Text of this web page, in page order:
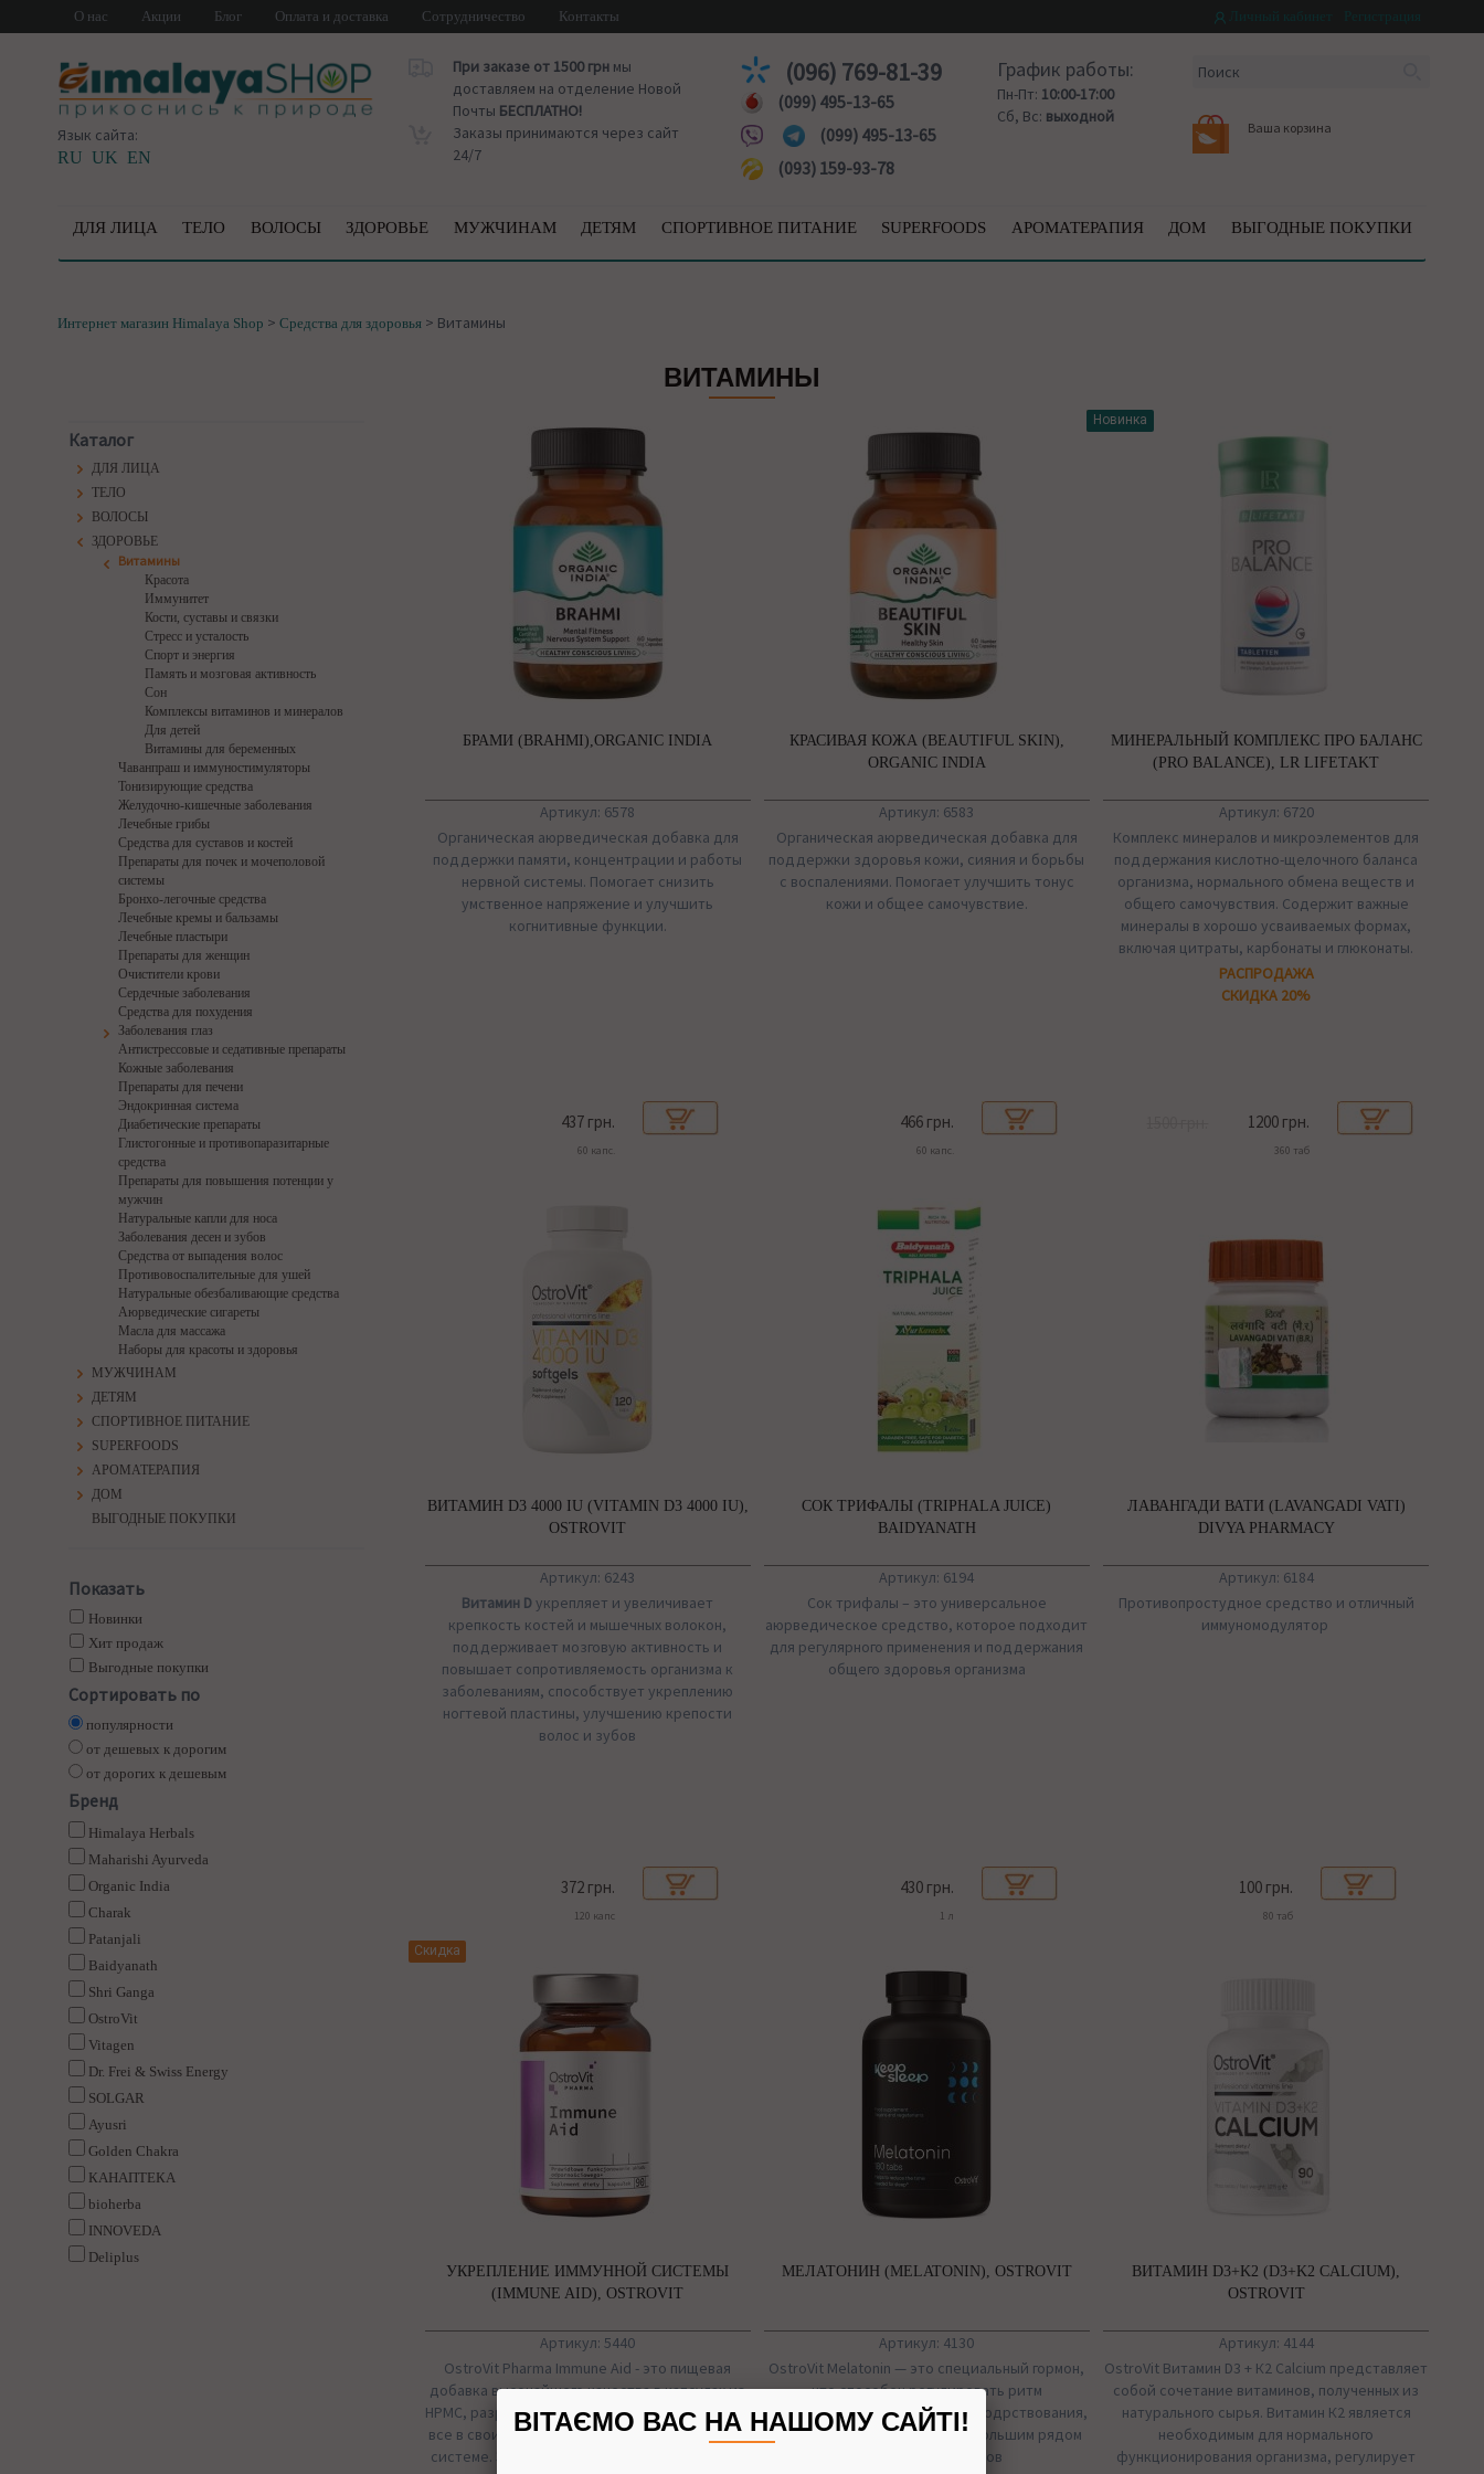
О нас Акции Блог Оплата и доставка Сотрудничество Контакты
Язык сайта:
RU UK EN
При заказе от 1500 грнмы
доставляем на отделение Новой
Почты БЕСПЛАТНО!
Заказы принимаются через сайт
24/7
(096) 769-81-39
(099) 495-13-65
(099) 495-13-65
(093) 159-93-78
График работы:
Пн-Пт: 10:00-17:00
Сб, Вс: выходной
Ваша корзина
ДЛЯ ЛИЦА ТЕЛО ВОЛОСЫ ЗДОРОВЬЕ МУЖЧИНАМ ДЕТЯМ СПОРТИВНОЕ ПИТАНИЕ SUPERFOODS АРОМАТЕРАПИЯ ДОМ ВЫГОДНЫЕ ПОКУПКИ
Интернет магазин Himalaya Shop > Средства для здоровья > Витамины
ВИТАМИНЫ
Каталог
ДЛЯ ЛИЦА
ТЕЛО
ВОЛОСЫ
ЗДОРОВЬЕ
Витамины
Красота
Иммунитет
Кости, суставы и связки
Стресс и усталость
Спорт и энергия
Память и мозговая активность
Сон
Комплексы витаминов и минералов
Для детей
Витамины для беременных
Чаванпраш и иммуностимуляторы
Тонизирующие средства
Желудочно-кишечные заболевания
Лечебные грибы
Средства для суставов и костей
Препараты для почек и мочеполовой
системы
Бронхо-легочные средства
Лечебные кремы и бальзамы
Лечебные пластыри
Препараты для женщин
Очистители крови
Сердечные заболевания
Средства для похудения
Заболевания глаз
Антистрессовые и седативные препараты
Кожные заболевания
Препараты для печени
Эндокринная система
Диабетические препараты
Глистогонные и противопаразитарные
средства
Препараты для повышения потенции у
мужчин
Натуральные капли для носа
Заболевания десен и зубов
Средства от выпадения волос
Противовоспалительные для ушей
Натуральные обезбаливающие средства
Аюрведические сигареты
Масла для массажа
Наборы для красоты и здоровья
МУЖЧИНАМ
ДЕТЯМ
СПОРТИВНОЕ ПИТАНИЕ
SUPERFOODS
АРОМАТЕРАПИЯ
ДОМ
ВЫГОДНЫЕ ПОКУПКИ
Показать
Новинки
Хит продаж
Выгодные покупки
Сортировать по
популярности
от дешевых к дорогим
от дорогих к дешевым
Бренд
Himalaya Herbals
Maharishi Ayurveda
Organic India
Charak
Patanjali
Baidyanath
Shri Ganga
OstroVit
Vitagen
Dr. Frei & Swiss Energy
SOLGAR
Ayusri
Golden Chakra
КАНАПТЕКА
bioherba
INNOVEDA
Deliplus
БРАМИ (BRAHMI),ORGANIC INDIA
Артикул: 6578
Органическая аюрведическая добавка для
поддержки памяти, концентрации и работы
нервной системы. Помогает снизить
умственное напряжение и улучшить
когнитивные функции.
437 грн.
60 капс.
КРАСИВАЯ КОЖА (BEAUTIFUL SKIN),
ORGANIC INDIA
Артикул: 6583
Органическая аюрведическая добавка для
поддержки здоровья кожи, сияния и борьбы
с воспалениями. Помогает улучшить тонус
кожи и общее самочувствие.
466 грн.
60 капс.
Скидка
Новинка
МИНЕРАЛЬНЫЙ КОМПЛЕКС ПРО БАЛАНС
(PRO BALANCE), LR LIFETAKT
Артикул: 6720
Комплекс минералов и микроэлементов для
поддержания кислотно-щелочного баланса
организма, нормального обмена веществ и
общего самочувствия. Содержит важные
минералы в хорошо усваиваемых формах,
включая цитраты, карбонаты и глюконаты.
РАСПРОДАЖА
СКИДКА 20%
1200 грн.
360 таб
ВИТАМИН D3 4000 IU (VITAMIN D3 4000 IU),
OSTROVIT
Артикул: 6243
Витамин Dукрепляет и увеличивает
крепкость костей и мышечных волокон,
поддерживает мозговую активность и
повышает сопротивляемость организма к
заболеваниям, способствует укреплению
ногтевой пластины, улучшению крепости
волос и зубов
372 грн.
120 капс
СОК ТРИФАЛЫ (TRIPHALA JUICE)
BAIDYANATH
Артикул: 6194
Сок трифалы – это универсальное
аюрведическое средство, которое подходит
для регулярного применения и поддержания
общего здоровья организма
430 грн.
1 л
ЛАВАНГАДИ ВАТИ (LAVANGADI VATI)
DIVYA PHARMACY
Артикул: 6184
Противопростудное средство и отличный
иммуномодулятор
100 грн.
80 таб
Скидка
УКРЕПЛЕНИЕ ИММУННОЙ СИСТЕМЫ
(IMMUNE AID), OSTROVIT
Артикул: 5440
OstroVit Pharma Immune Aid - это пищевая
добавка высочайшего качества в капсулах из
HPMC, разработанная для тех, кто хочет иметь
все в своих руках, заботясь о своей иммунной
системе. Это отличная комплексная добавка,
МЕЛАТОНИН (MELATONIN), OSTROVIT
Артикул: 4130
OstroVit Melatonin — это специальный гормон,
что способен регулировать ритм
человеческого сна и времени бодрствования,
при этом он также обладает большим рядом
особенных эффектов
ВИТАМИН D3+K2 (D3+K2 CALCIUM),
OSTROVIT
Артикул: 4144
OstroVit Витамин D3 + К2 Calcium представляет
собой сочетание витаминов, полученных из
натурального сырья. Витамин К2 является
необходимым для нормального
функционирования организма, регулирует
ВІТАЄМО ВАС НА НАШОМУ САЙТІ!